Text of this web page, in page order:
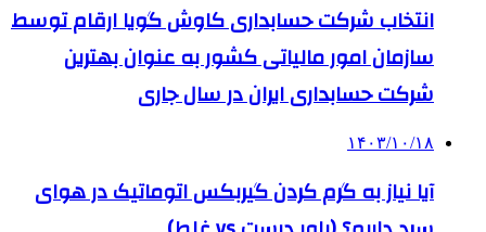
انتخاب شرکت حسابداری کاوش گویا ارقام توسط
سازمان امور مالیاتی کشور به عنوان بهترین
شرکت حسابداری ایران در سال جاری
۱۴۰۳/۱۰/۱۸
آیا نیاز به گرم کردن گیربکس اتوماتیک در هوای